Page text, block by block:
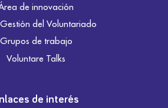
de innovación
del Voluntariado
Grupos de trabajo
Voluntare Talks
de interés